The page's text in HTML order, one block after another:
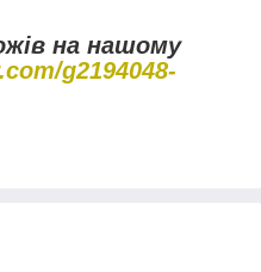
на нашому
g2194048-